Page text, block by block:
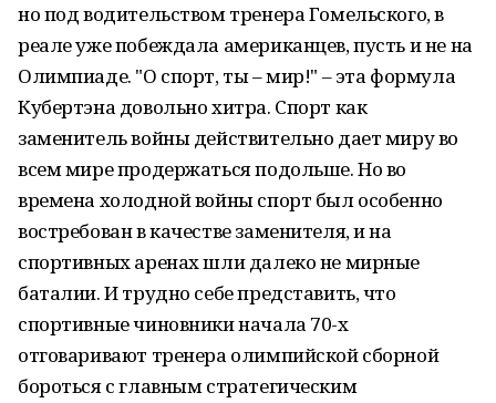
но под водительством тренера Гомельского, в
реале уже побеждала американцев, пусть и не на
Олимпиаде. "О спорт, ты – мир!" – эта формула
Кубертэна довольно хитра. Спорт как
заменитель войны действительно дает миру во
всем мире продержаться подольше. Но во
времена холодной войны спорт был особенно
востребован в качестве заменителя, и на
спортивных аренах шли далеко не мирные
баталии. И трудно себе представить, что
спортивные чиновники начала 70-х
отговаривают тренера олимпийской сборной
бороться с главным стратегическим